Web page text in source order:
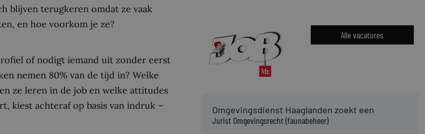
blijven terugkeren omdat ze vaak
en hoe voorkom je ze?
of nodigt iemand uit zonder eerst
nemen 80% van de tijd in? Welke
ze leren in de job en welke attitudes
kiest achteraf op basis van indruk –
Alle vacatures
Omgevingsdienst Haaglanden zoekt een
Jurist Omgevingsrecht (faunabeheer)